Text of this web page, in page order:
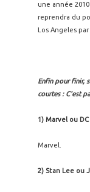
une année
reprendra du
Los Angeles par
Enfin pour finir,
courtes : C'est
1) Marvel ou DC
Marvel.
2) Stan Lee ou